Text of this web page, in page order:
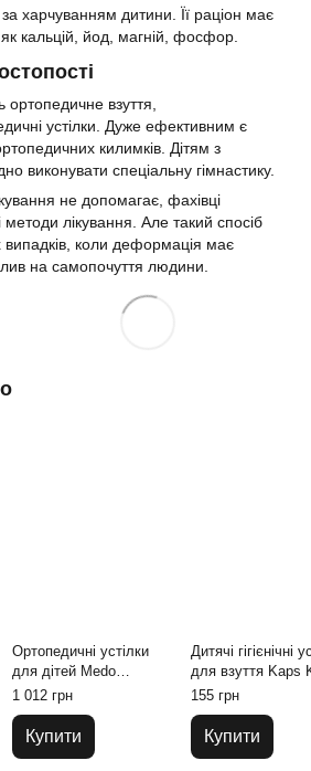
харчуванням дитини. Її раціон має
як кальцій, йод, магній, фосфор.
ортопедичне взуття,
устілки. Дуже ефективним є
килимків. Дітям з
виконувати спеціальну гімнастику.
не допомагає, фахівці
методи лікування. Але такий спосіб
випадків, коли деформація має
на самопочуття людини.
Ортопедичні устілки
для дітей Medo
Spanntec 23/24
1 012 грн
Купити
Дитячі гігієнічні
для взуття Kaps
Frotte
155 грн
Купити